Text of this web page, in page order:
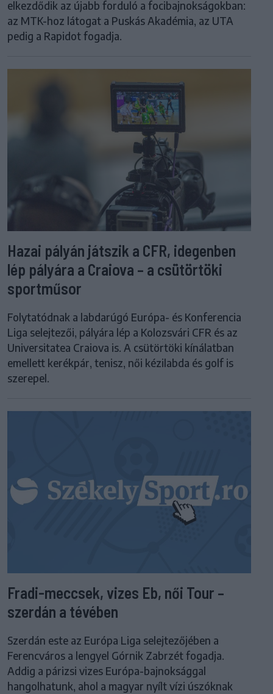
elkezdődik az újabb forduló a focibajnokságokban:
az MTK-hoz látogat a Puskás Akadémia, az UTA
pedig a Rapidot fogadja.
Hazai pályán játszik a CFR, idegenben
lép pályára a Craiova – a csütörtöki
sportműsor
Folytatódnak a labdarúgó Európa- és Konferencia
Liga selejtezői, pályára lép a Kolozsvári CFR és az
Universitatea Craiova is. A csütörtöki kínálatban
emellett kerékpár, tenisz, női kézilabda és golf is
szerepel.
Fradi-meccsek, vizes Eb, női Tour –
szerdán a tévében
Szerdán este az Európa Liga selejtezőjében a
Ferencváros a lengyel Górnik Zabrzét fogadja.
Addig a párizsi vizes Európa-bajnoksággal
hangolhatunk, ahol a magyar nyílt vízi úszóknak